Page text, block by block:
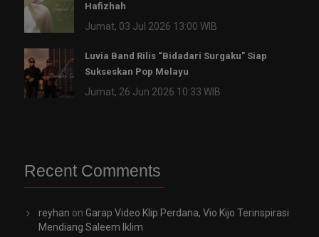
Hafizhah
Jumat, 03 Jul 2026 13:00 WIB
Luvia Band Rilis “Bidadari Surgaku” Siap
Sukseskan Pop Melayu
Jumat, 26 Jun 2026 10:33 WIB
Recent Comments
reyhan on Garap Video Klip Perdana, Vio Kijo Terinspirasi
Mendiang Saleem Iklim